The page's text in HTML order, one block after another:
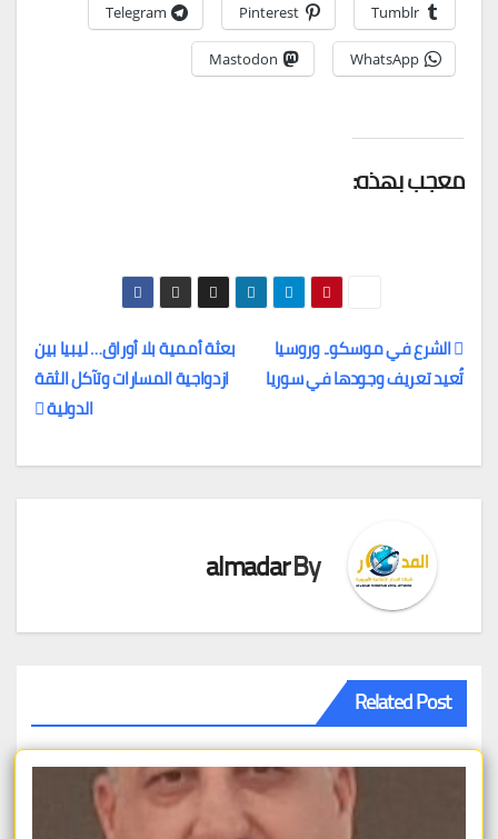
Tumblr
Pinterest
Telegram
WhatsApp
Mastodon
معجب بهذه:
تصفّح
بعثة أممية بلا أوراق… ليبيا بين
ازدواجية المسارات وتآكل الثقة
الدولية
الشرع في موسكو.. وروسيا
تُعيد تعريف وجودها في سوريا
By
almadar
Related Post